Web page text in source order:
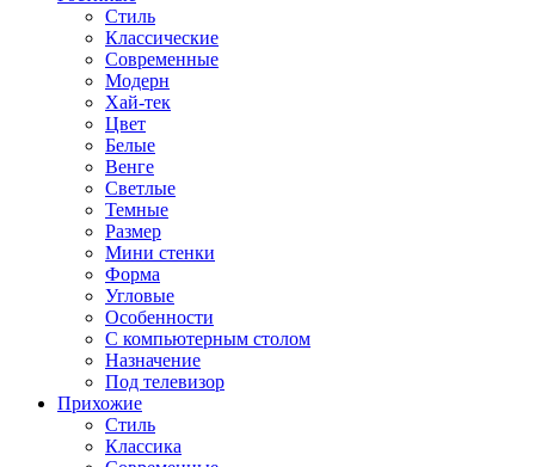
Стиль
Классические
Современные
Модерн
Хай-тек
Цвет
Белые
Венге
Светлые
Темные
Размер
Мини стенки
Форма
Угловые
Особенности
С компьютерным столом
Назначение
Под телевизор
Прихожие
Стиль
Классика